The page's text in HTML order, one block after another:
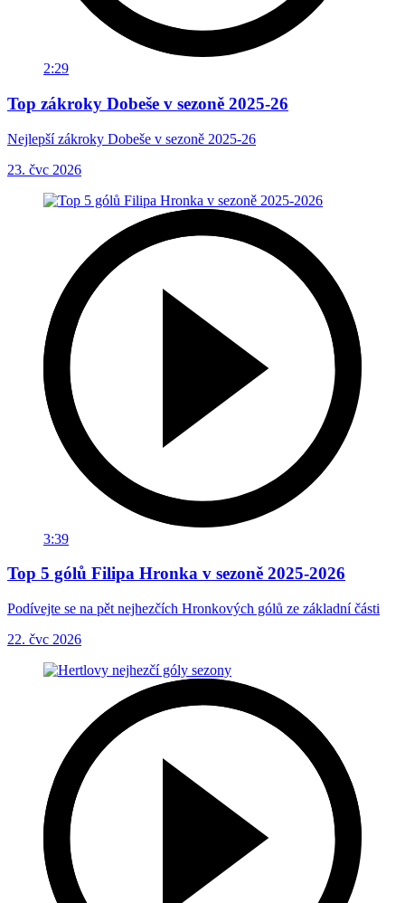
2:29
Top zákroky Dobeše v sezoně 2025-26
Nejlepší zákroky Dobeše v sezoně 2025-26
23. čvc 2026
3:39
Top 5 gólů Filipa Hronka v sezoně 2025-2026
Podívejte se na pět nejhezčích Hronkových gólů ze základní části
22. čvc 2026